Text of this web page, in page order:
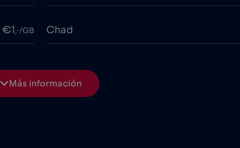
€1 ,-/GB Chad
€7,-/GB China
Más información